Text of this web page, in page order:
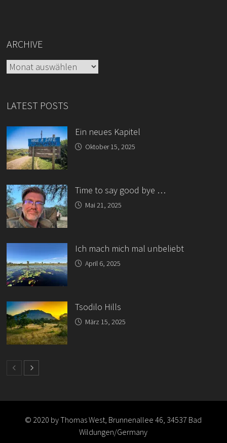
ARCHIVE
Archive
LATEST POSTS
Ein neues Kapitel
Oktober 15, 2025
Time to say good bye …
Mai 21, 2025
Ich mach mich mal unbeliebt
April 6, 2025
Tsodilo Hills
März 15, 2025
© 2020 by Thomas West, Brunnenallee 46, 34537 Bad
Wildungen/Germany